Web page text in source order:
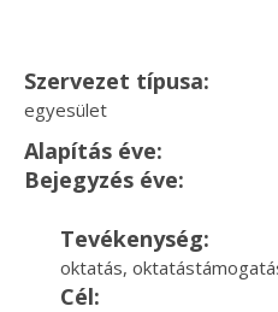
Szervezet típusa:
egyesület
Alapítás éve:
Bejegyzés éve:
Tevékenység:
oktatás,
Cél: